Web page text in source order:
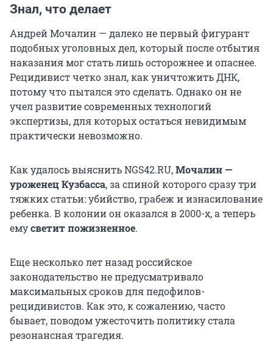
Знал, что делает
Андрей Мочалин — далеко не первый фигурант
подобных уголовных дел, который после отбытия
наказания мог стать лишь осторожнее и опаснее.
Рецидивист четко знал, как уничтожить ДНК,
потому что пытался это сделать. Однако он не
учел развитие современных технологий
экспертизы, для которых остаться невидимым
практически невозможно.
Как удалось выяснить NGS42.RU,Мочалин —
уроженец Кузбасса, за спиной которого сразу три
тяжких статьи: убийство, грабеж и изнасилование
ребенка. В колонии он оказался в 2000-х, а теперь
емусветит пожизненное.
Еще несколько лет назад российское
законодательство не предусматривало
максимальных сроков для педофилов-
рецидивистов. Как это, к сожалению, часто
бывает, поводом ужесточить политику стала
резонансная трагедия.